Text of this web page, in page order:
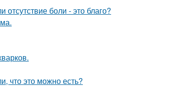
отсутствие боли - это благо?
что это можно есть?